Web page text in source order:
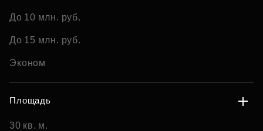
До 10 млн. руб.
До 15 млн. руб.
Эконом
Площадь
30 кв. м.